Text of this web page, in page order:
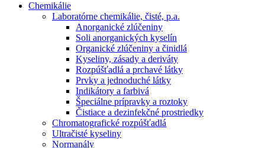
Chemikálie
Laboratórne chemikálie, čisté, p.a.
Anorganické zlúčeniny
Soli anorganických kyselín
Organické zlúčeniny a činidlá
Kyseliny, zásady a deriváty
Rozpúšťadlá a prchavé látky
Prvky a jednoduché látky
Indikátory a farbivá
Špeciálne prípravky a roztoky
Čistiace a dezinfekčné prostriedky
Chromatografické rozpúšťadlá
Ultračisté kyseliny
Normanály